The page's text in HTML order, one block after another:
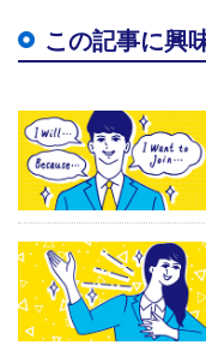
この記事に興